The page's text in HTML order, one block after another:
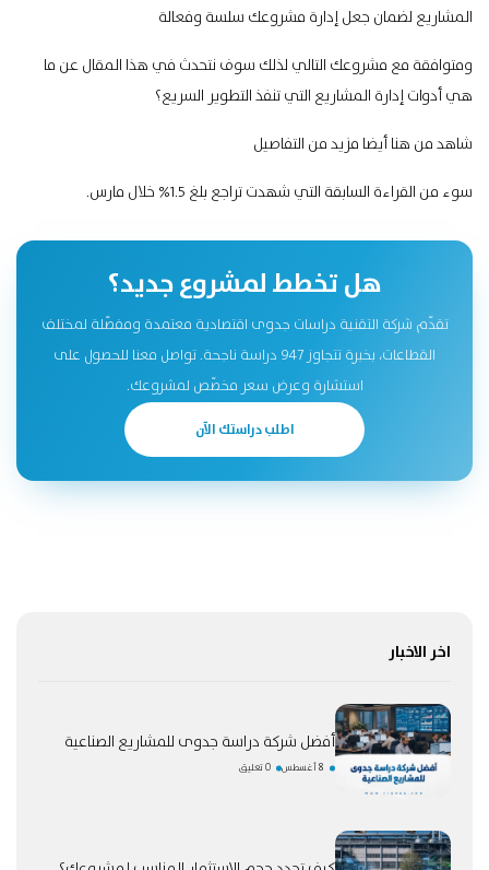
المشاريع لضمان جعل إدارة مشروعك سلسة وفعالة
ومتوافقة مع مشروعك التالي لذلك سوف نتحدث في هذا المقال عن ما
هي أدوات إدارة المشاريع التي تنفذ التطوير السريع؟
شاهد من هنا أيضا مزيد من التفاصيل
سوء من القراءة السابقة التي شهدت تراجع بلغ 1.5% خلال مارس.
هل تخطط لمشروع جديد؟
تقدّم شركة التقنية دراسات جدوى اقتصادية معتمدة ومفصّلة لمختلف
القطاعات، بخبرة تتجاوز 947 دراسة ناجحة. تواصل معنا للحصول على
استشارة وعرض سعر مخصّص لمشروعك.
اطلب دراستك الآن
اخر الاخبار
أفضل شركة دراسة جدوى للمشاريع الصناعية
8 أغسطس 0 تعليق